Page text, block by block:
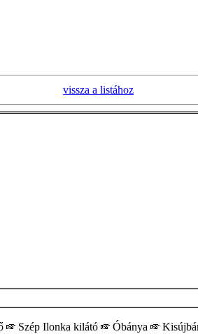
vissza a listához
Szép Ilonka kilátó Óbánya